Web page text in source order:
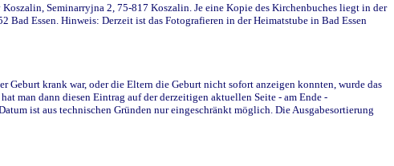
Seminarryjna 2, 75-817 Koszalin. Je eine Kopie des Kirchenbuches liegt in der
Essen. Hinweis: Derzeit ist das Fotografieren in der Heimatstube in Bad Essen
krank war, oder die Eltern die Geburt nicht sofort anzeigen konnten, wurde das
man dann diesen Eintrag auf der derzeitigen aktuellen Seite - am Ende -
ist aus technischen Gründen nur eingeschränkt möglich. Die Ausgabesortierung